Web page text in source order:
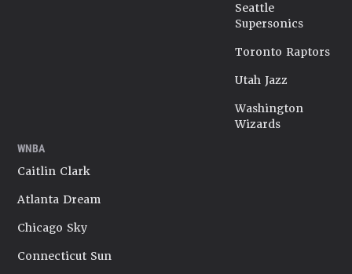
Seattle
Supersonics
Toronto Raptors
Utah Jazz
Washington
Wizards
WNBA
Caitlin Clark
Atlanta Dream
Chicago Sky
Connecticut Sun